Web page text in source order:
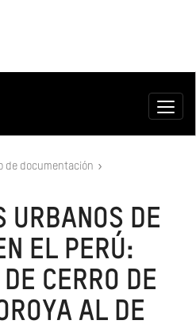
de documentación
URBANOS DE
EL PERÚ:
CERRO DE
AL DE